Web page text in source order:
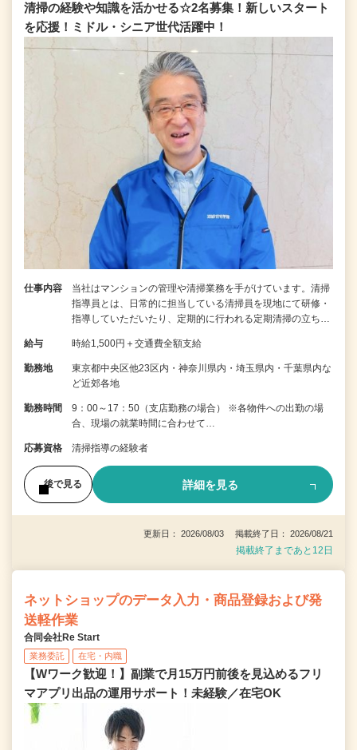
清掃の経験や知識を活かせる☆2名募集！新しいスタート
を応援！ミドル・シニア世代活躍中！
仕事内容
当社はマンションの管理や清掃業務を手がけています。清掃
指導員とは、日常的に担当している清掃員を現地にて研修・
指導していただいたり、定期的に行われる定期清掃の立ち…
給与 時給1,500円＋交通費全額支給
勤務地
東京都中央区他23区内・神奈川県内・埼玉県内・千葉県内な
ど近郊各地
勤務時間
9：00～17：50（支店勤務の場合） ※各物件への出勤の場
合、現場の就業時間に合わせて…
応募資格 清掃指導の経験者
後で見る 詳細を見る
更新日： 2026/08/03 掲載終了日： 2026/08/21
掲載終了まであと12日
ネットショップのデータ入力・商品登録および発
送軽作業
合同会社Re Start
業務委託 在宅・内職
【Wワーク歓迎！】副業で月15万円前後を見込めるフリ
マアプリ出品の運用サポート！未経験／在宅OK